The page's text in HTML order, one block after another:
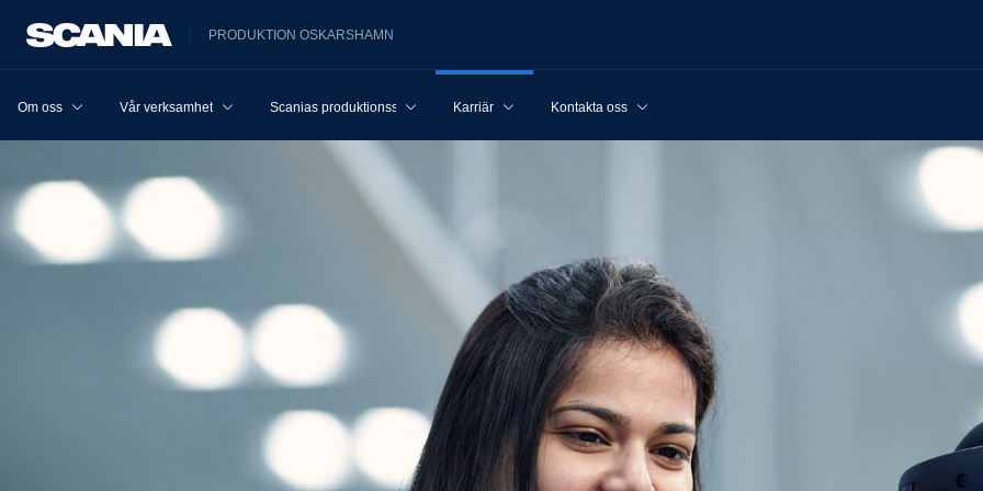
PRODUKTION OSKARSHAMN
Om oss Vår verksamhet Scanias produktionssystem Karriär Kontakta oss